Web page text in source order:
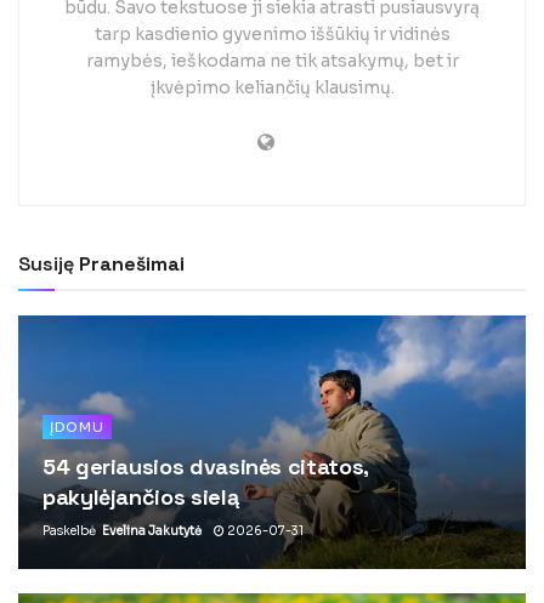
būdu. Savo tekstuose ji siekia atrasti pusiausvyrą
tarp kasdienio gyvenimo iššūkių ir vidinės
ramybės, ieškodama ne tik atsakymų, bet ir
įkvėpimo keliančių klausimų.
Susiję Pranešimai
ĮDOMU
54 geriausios dvasinės citatos,
pakylėjančios sielą
Paskelbė Evelina Jakutytė 2026-07-31